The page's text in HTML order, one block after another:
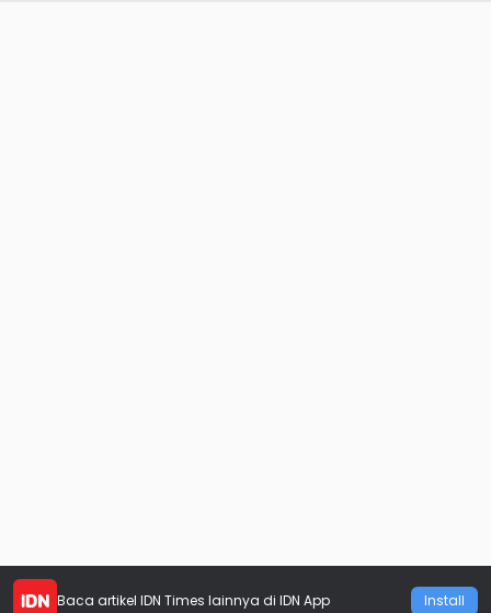
Baca artikel IDN Times lainnya di IDN App Install